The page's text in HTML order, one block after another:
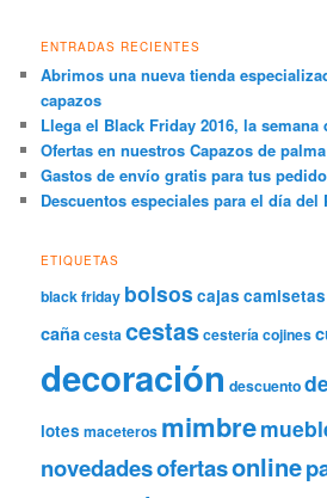
ENTRADAS RECIENTES
Abrimos una nueva tienda
capazos
Llega el Black Friday 2016, la
Ofertas en nuestros Capazos de
Gastos de envío gratis para tus
Descuentos especiales para el día del
ETIQUETAS
black friday bolsos cajas camisetas
cañacesta cestascestería cojines
decoración descuento
lotes maceteros mimbre
novedadesofertasonline